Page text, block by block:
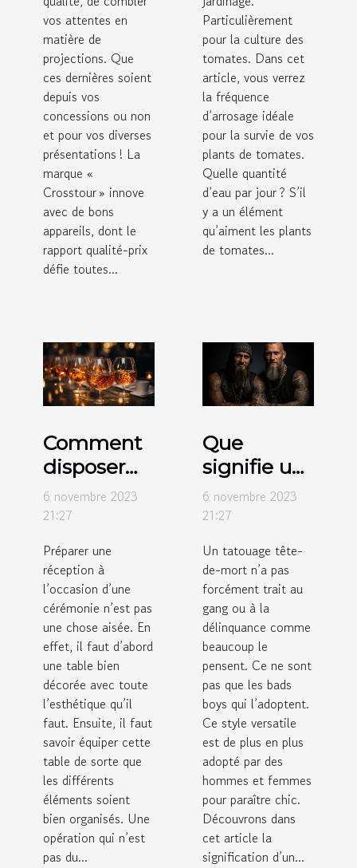
vos attentes en
matière de
projections. Que
ces dernières soient
depuis vos
concessions ou non
et pour vos diverses
présentations ! La
marque «
Crosstour » innove
avec de bons
appareils, dont le
rapport qualité-prix
défie toutes...
Particulièrement
pour la culture des
tomates. Dans cet
article, vous verrez
la fréquence
d’arrosage idéale
pour la survie de vos
plants de tomates.
Quelle quantité
d’eau par jour ? S’il
y a un élément
qu’aiment les plants
de tomates...
Comment
disposer
des verres
sur des
réception ?
6 novembre 2023
21:27
Préparer une
réception à
l’occasion d’une
cérémonie n’est pas
une chose aisée. En
effet, il faut d’abord
une table bien
décorée avec toute
l’esthétique qu’il
faut. Ensuite, il faut
savoir équiper cette
table de sorte que
les différents
éléments soient
bien organisés. Une
opération qui n’est
pas du...
Que
signifie un
tatouage
tête-de-
6 novembre 2023
21:27
Un tatouage tête-
de-mort n’a pas
forcément trait au
gang ou à la
délinquance comme
beaucoup le
pensent. Ce ne sont
pas que les bads
boys qui l’adoptent.
Ce style versatile
est de plus en plus
adopté par des
hommes et femmes
pour paraître chic.
Découvrons dans
cet article la
signification d’un...